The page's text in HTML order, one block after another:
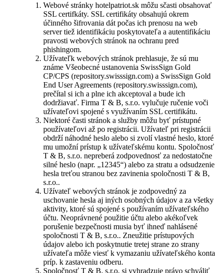
Webové stránky hotelpatriot.sk môžu sčasti obsahovať
SSL certifkáty. SSL certifikáty obsahujú okrem
účinného šifrovania dát počas ich prenosu na web
server tiež identifikáciu poskytovateľa a autentifikáciu
pravosti webových stránok na ochranu pred
phishingom.
Užívateľk webových stránok prehlasuje, že sú mu
známe Všeobecné ustanovenia SwissSign Gold
CP/CPS (repository.swisssign.com) a SwissSign Gold
End User Agreements (repository.swisssign.com),
prečítal si ich a plne ich akceptoval a bude ich
dodržiavať. Firma T & B, s.r.o. vylučuje ručenie voči
užívateľovi spojené s využívaním SSL certifikátu.
Niektoré časti stránok a služby môžu byť prístupné
používateľovi až po registrácii. Užívateľ pri registrácii
obdrží náhodné heslo alebo si zvolí vlastné heslo, ktoré
mu umožní prístup k užívateľskému kontu. Spoločnosť
T & B, s.r.o. nepreberá zodpovednosť za nedostatočne
silné heslo (napr. „12345“) alebo za stratu a odsudzenie
hesla treťou stranou bez zavinenia spoločnosti T & B,
s.r.o..
Užívateľ webových stránok je zodpovedný za
uschovanie hesla aj iných osobných údajov a za všetky
aktivity, ktoré sú spojené s používaním užívateľského
účtu. Neoprávnené použitie účtu alebo akékoľvek
porušenie bezpečnosti musia byť ihneď nahlásené
spoločnosti T & B, s.r.o.. Zneužitie prístupových
údajov alebo ich poskytnutie tretej strane zo strany
užívateľa môže viesť k vymazaniu užívateľského konta
príp. k zastaveniu odberu.
Spoločnosť T & B, s.r.o. si vyhradzuje právo schváliť